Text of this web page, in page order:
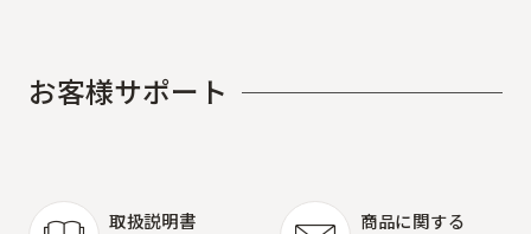
お客様サポー ト
取扱説明書 商品に関する